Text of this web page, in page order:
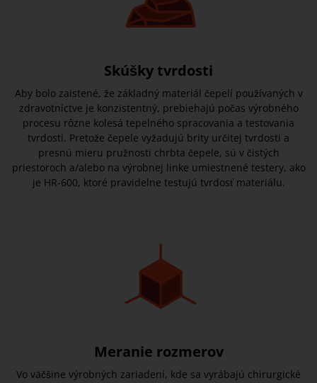
Skúšky tvrdosti
Aby bolo zaistené, že základný materiál čepelí používaných v
zdravotníctve je konzistentný, prebiehajú počas výrobného
procesu rôzne kolesá tepelného spracovania a testovania
tvrdosti. Pretože čepele vyžadujú brity určitej tvrdosti a
presnú mieru pružnosti chrbta čepele, sú v čistých
priestoroch a/alebo na výrobnej linke umiestnené testery, ako
je HR-600, ktoré pravidelne testujú tvrdosť materiálu.
Meranie rozmerov
Vo väčšine výrobných zariadení, kde sa vyrábajú chirurgické